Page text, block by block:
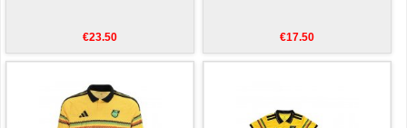
€23.50 €17.50